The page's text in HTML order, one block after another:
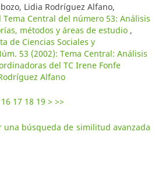
Lidia Rodríguez Alfano,
Tema Central del número 53: Análisis
métodos y áreas de estudio ,
de Ciencias Sociales y
53 (2002): Tema Central: Análisis
del TC Irene Fonfe
Alfano
16 17 18 19 > >>
una búsqueda de similitud avanzada